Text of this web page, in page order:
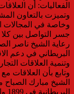
الفعاليات: أن
وتميزت بالتعاون
وخاصة في المجالات
جسر التواصل بين
رعاية الشيخ ناصر
البريطاني في دعم
وتنمية العلاقات
وتابع بأن العلاقات
الشيخ مبارك